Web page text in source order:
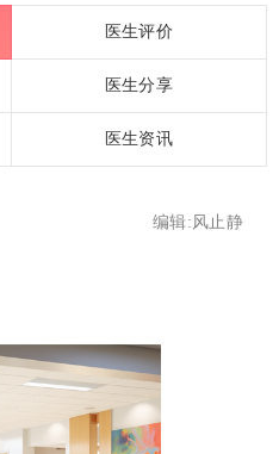
医生评价
医生分享
医生资讯
编辑:风止静